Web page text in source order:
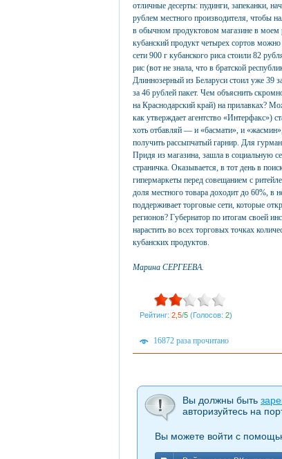
отличные десерты: пудинги, запеканки,
рублем местного производителя, чтобы
в обычном продуктовом магазине в моем
кубанский продукт четырех сортов можно
сети 900 г кубанского риса стоили 82
рис (вот не знала, что в братской
Длиннозерный из Беларуси стоил уже 39
за 46 рублей пакет. Чем объяснить
на Краснодарский край) на прилавках?
как утверждает агентство «Интерфакс»)
хоть отбавляй — и «басмати», и
получить рассыпчатый гарнир. Для
Придя из магазина, зашла в социальную
страничка. Оказывается, в тот день в
гипермаркеты перед совещанием с
доля местного товара доходит до 60%, в
поддерживает торговые сети, которые
регионов? Губернатор по итогам своей
нарастить во всех торговых точках
кубанских продуктов.
Марина СЕРГЕЕВА.
Рейтинг: 2,5/5 (Голосов: 2)
16872 раза прочитано
Вы должны быть
авторизуйтесь на
Вы можете войти с